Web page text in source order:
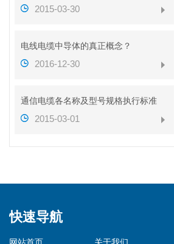
2015-03-30
电线电缆中导体的真正概念？
2016-12-30
通信电缆各名称及型号规格执行标准
2015-03-01
快速导航